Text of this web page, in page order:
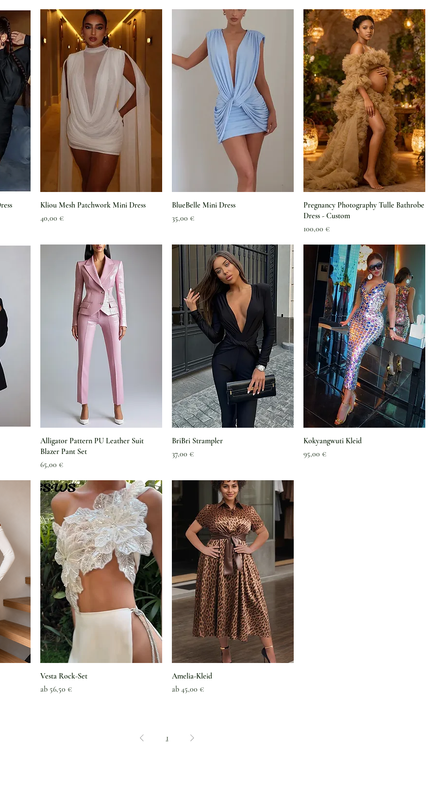
Kliou Mesh Patchwork Mini Dress
Preis
40,00 €
BlueBelle Mini Dress
Preis
35,00 €
Pregnancy Photography Tulle Bathrobe
Dress - Custom
Preis
100,00 €
Alligator Pattern PU Leather Suit
Blazer Pant Set
Preis
65,00 €
BriBri Strampler
Preis
37,00 €
Kokyangwuti Kleid
Preis
95,00 €
Vesta Rock-Set
ab 56,50 €
Sale-Preis
Amelia-Kleid
ab 45,00 €
Sale-Preis
1